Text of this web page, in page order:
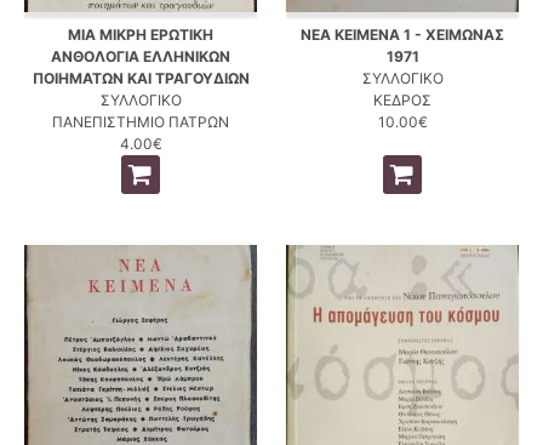
ΜΙΑ ΜΙΚΡΗ ΕΡΩΤΙΚΗ
ΑΝΘΟΛΟΓΙΑ ΕΛΛΗΝΙΚΩΝ
ΠΟΙΗΜΑΤΩΝ ΚΑΙ ΤΡΑΓΟΥΔΙΩΝ
ΣΥΛΛΟΓΙΚΟ
ΠΑΝΕΠΙΣΤΗΜΙΟ ΠΑΤΡΩΝ
4.00€
ΝΕΑ ΚΕΙΜΕΝΑ 1 - ΧΕΙΜΩΝΑΣ
1971
ΣΥΛΛΟΓΙΚΟ
ΚΕΔΡΟΣ
10.00€